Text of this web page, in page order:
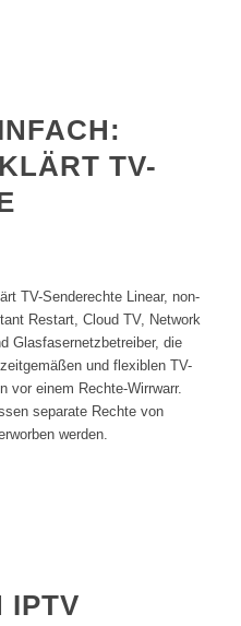
TV-
TV-Senderechte Linear, non-
Restart, Cloud TV, Network
Glasfasernetzbetreiber, die
und flexiblen TV-
vor einem Rechte-Wirrwarr.
separate Rechte von
werden.
IPTV